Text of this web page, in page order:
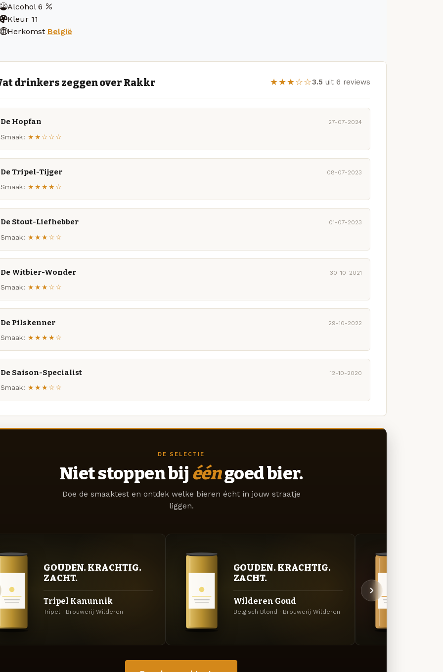
Alcohol 6
Kleur 11
Herkomst België
drinkers zeggen over Rakkr ★★★☆☆3.5 uit 6 reviews
De Hopfan 27-07-2024
Smaak: ★★☆☆☆
De Tripel-Tijger 08-07-2023
Smaak: ★★★★☆
De Stout-Liefhebber 01-07-2023
Smaak: ★★★☆☆
De Witbier-Wonder 30-10-2021
Smaak: ★★★☆☆
De Pilskenner 29-10-2022
Smaak: ★★★★☆
De Saison-Specialist 12-10-2020
Smaak: ★★★☆☆
DE SELECTIE
Niet stoppen bij ééngoed bier.
Doe de smaaktest en ontdek welke bieren écht in jouw straatje
liggen.
GOUDEN. KRACHTIG.
ZACHT.
Tripel Kanunnik
Tripel · Brouwerij Wilderen
GOUDEN. KRACHTIG.
ZACHT.
Wilderen Goud
Belgisch Blond · Brouwerij Wilderen